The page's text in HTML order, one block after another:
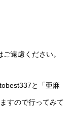
遠慮ください。
と「亜麻
すので行ってみて